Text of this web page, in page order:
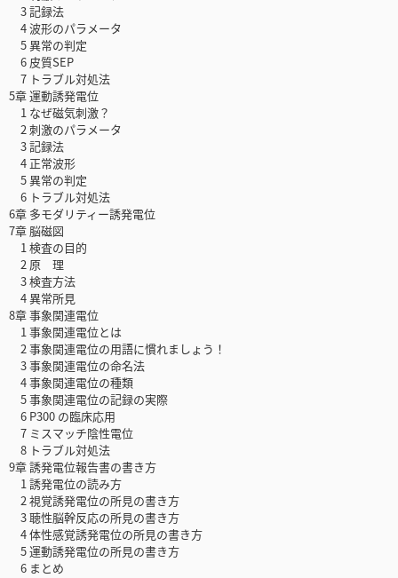
3 記録法
4 波形のパラメータ
5 異常の判定
6 皮質SEP
7 トラブル対処法
5章 運動誘発電位
1 なぜ磁気刺激？
2 刺激のパラメータ
3 記録法
4 正常波形
5 異常の判定
6 トラブル対処法
6章 多モダリティー誘発電位
7章 脳磁図
1 検査の目的
2 原 理
3 検査方法
4 異常所見
8章 事象関連電位
1 事象関連電位とは
2 事象関連電位の用語に慣れましょう！
3 事象関連電位の命名法
4 事象関連電位の種類
5 事象関連電位の記録の実際
6 P300 の臨床応用
7 ミスマッチ陰性電位
8 トラブル対処法
9章 誘発電位報告書の書き方
1 誘発電位の読み方
2 視覚誘発電位の所見の書き方
3 聴性脳幹反応の所見の書き方
4 体性感覚誘発電位の所見の書き方
5 運動誘発電位の所見の書き方
6 まとめ